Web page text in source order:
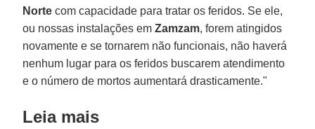
Norte com capacidade para tratar os feridos. Se ele,
ou nossas instalações emZamzam, forem atingidos
novamente e se tornarem não funcionais, não haverá
nenhum lugar para os feridos buscarem atendimento
e o número de mortos aumentará drasticamente."
Leia mais